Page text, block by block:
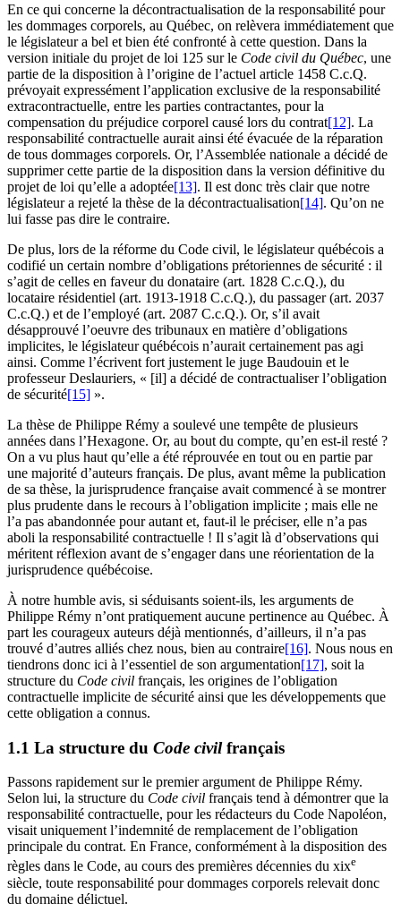
En ce qui concerne la décontractualisation de la responsabilité pour
les dommages corporels, au Québec, on relèvera immédiatement que
le législateur a bel et bien été confronté à cette question. Dans la
version initiale du projet de loi 125 sur le Code civil du Québec, une
partie de la disposition à l’origine de l’actuel article 1458 C.c.Q.
prévoyait expressément l’application exclusive de la responsabilité
extracontractuelle, entre les parties contractantes, pour la
compensation du préjudice corporel causé lors du contrat[12]. La
responsabilité contractuelle aurait ainsi été évacuée de la réparation
de tous dommages corporels. Or, l’Assemblée nationale a décidé de
supprimer cette partie de la disposition dans la version définitive du
projet de loi qu’elle a adoptée[13]. Il est donc très clair que notre
législateur a rejeté la thèse de la décontractualisation[14]. Qu’on ne
lui fasse pas dire le contraire.
De plus, lors de la réforme du Code civil, le législateur québécois a
codifié un certain nombre d’obligations prétoriennes de sécurité : il
s’agit de celles en faveur du donataire (art. 1828 C.c.Q.), du
locataire résidentiel (art. 1913-1918 C.c.Q.), du passager (art. 2037
C.c.Q.) et de l’employé (art. 2087 C.c.Q.). Or, s’il avait
désapprouvé l’oeuvre des tribunaux en matière d’obligations
implicites, le législateur québécois n’aurait certainement pas agi
ainsi. Comme l’écrivent fort justement le juge Baudouin et le
professeur Deslauriers, « [il] a décidé de contractualiser l’obligation
de sécurité[15] ».
La thèse de Philippe Rémy a soulevé une tempête de plusieurs
années dans l’Hexagone. Or, au bout du compte, qu’en est-il resté ?
On a vu plus haut qu’elle a été réprouvée en tout ou en partie par
une majorité d’auteurs français. De plus, avant même la publication
de sa thèse, la jurisprudence française avait commencé à se montrer
plus prudente dans le recours à l’obligation implicite ; mais elle ne
l’a pas abandonnée pour autant et, faut-il le préciser, elle n’a pas
aboli la responsabilité contractuelle ! Il s’agit là d’observations qui
méritent réflexion avant de s’engager dans une réorientation de la
jurisprudence québécoise.
À notre humble avis, si séduisants soient-ils, les arguments de
Philippe Rémy n’ont pratiquement aucune pertinence au Québec. À
part les courageux auteurs déjà mentionnés, d’ailleurs, il n’a pas
trouvé d’autres alliés chez nous, bien au contraire[16]. Nous nous en
tiendrons donc ici à l’essentiel de son argumentation[17], soit la
structure du Code civil français, les origines de l’obligation
contractuelle implicite de sécurité ainsi que les développements que
cette obligation a connus.
1.1 La structure du Code civilfrançais
Passons rapidement sur le premier argument de Philippe Rémy.
Selon lui, la structure du Code civil français tend à démontrer que la
responsabilité contractuelle, pour les rédacteurs du Code Napoléon,
visait uniquement l’indemnité de remplacement de l’obligation
principale du contrat. En France, conformément à la disposition des
règles dans le Code, au cours des premières décennies du xixe
siècle, toute responsabilité pour dommages corporels relevait donc
du domaine délictuel.